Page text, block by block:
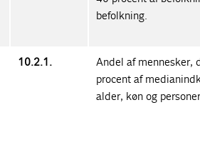
befolkning.
10.2.1.
Andel af mennesker,
procent af
alder, køn og